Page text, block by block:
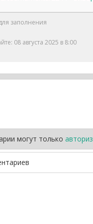
заполнения
08 августа 2025 в 8:00
могут только